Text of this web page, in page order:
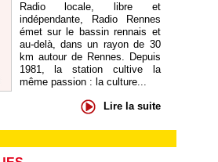
Radio locale, libre et
indépendante, Radio Rennes
émet sur le bassin rennais et
au-delà, dans un rayon de 30
km autour de Rennes. Depuis
1981, la station cultive la
même passion : la culture...
Lire la suite